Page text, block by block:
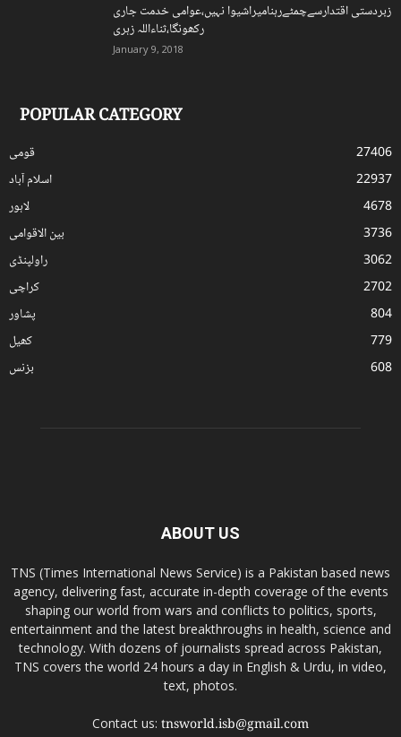
زبردستی اقتدارسےچمٹےرہنامیراشیوا نہیں،عوامی خدمت جاری
رکھونگا،ثناءاللہ زہری
January 9, 2018
POPULAR CATEGORY
قومی
27406
اسلام آباد
22937
لاہور
4678
بین الاقوامی
3736
راولپنڈی
3062
کراچی
2702
پشاور
804
کھیل
779
بزنس
608
ABOUT US
TNS (Times International News Service) is a Pakistan based news
agency, delivering fast, accurate in-depth coverage of the events
shaping our world from wars and conflicts to politics, sports,
entertainment and the latest breakthroughs in health, science and
technology. With dozens of journalists spread across Pakistan,
TNS covers the world 24 hours a day in English & Urdu, in video,
text, photos.
Contact us: tnsworld.isb@gmail.com